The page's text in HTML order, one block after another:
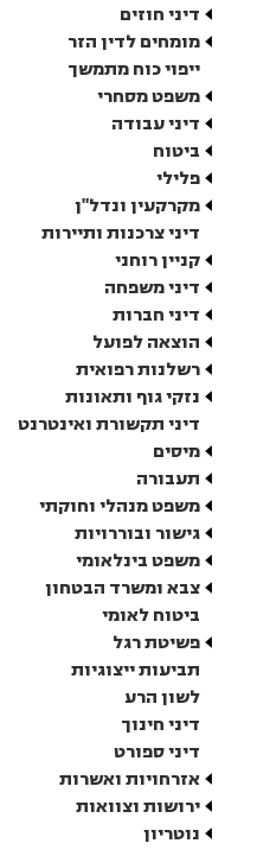
דיני חוזים
מומחים לדין הזר
ייפוי כוח מתמשך
משפט מסחרי
דיני עבודה
ביטוח
פלילי
מקרקעין ונדל"ן
דיני צרכנות ותיירות
קניין רוחני
דיני משפחה
דיני חברות
הוצאה לפועל
רשלנות רפואית
נזקי גוף ותאונות
דיני תקשורת ואינטרנט
מיסים
תעבורה
משפט מנהלי וחוקתי
גישור ובוררויות
משפט בינלאומי
צבא ומשרד הבטחון
ביטוח לאומי
פשיטת רגל
תביעות ייצוגיות
לשון הרע
דיני חינוך
דיני ספורט
אזרחויות ואשרות
ירושות וצוואות
נוטריון